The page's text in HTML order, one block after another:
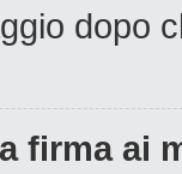
dopo
firma ai